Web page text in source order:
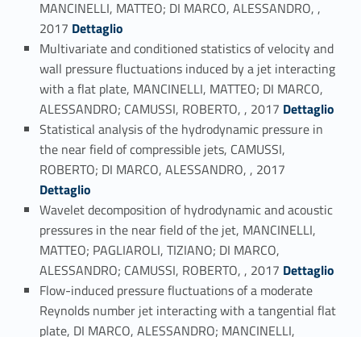
MANCINELLI, MATTEO; DI MARCO, ALESSANDRO, ,
2017 Link identifier #identifier_person_35632-15
Dettaglio
Multivariate and conditioned statistics of velocity and
wall pressure fluctuations induced by a jet interacting
with a flat plate, MANCINELLI, MATTEO; DI MARCO,
ALESSANDRO; CAMUSSI, ROBERTO, , 2017 Link identifier #identifier_person_185812-16
Dettaglio
Statistical analysis of the hydrodynamic pressure in
the near field of compressible jets, CAMUSSI,
ROBERTO; DI MARCO, ALESSANDRO, , 2017
Dettaglio
Wavelet decomposition of hydrodynamic and acoustic
pressures in the near field of the jet, MANCINELLI,
MATTEO; PAGLIAROLI, TIZIANO; DI MARCO,
ALESSANDRO; CAMUSSI, ROBERTO, , 2017 Link identifier #identifier_person_115465-18
Dettaglio
Flow-induced pressure fluctuations of a moderate
Reynolds number jet interacting with a tangential flat
plate, DI MARCO, ALESSANDRO; MANCINELLI,